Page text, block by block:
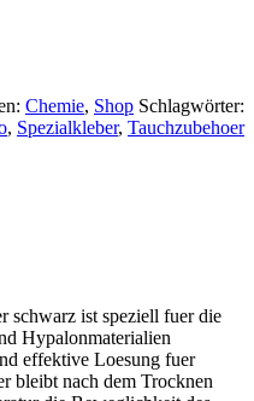
Chemie, Shop Schlagwörter:
, Spezialkleber, Tauchzubehoer
schwarz ist speziell fuer die
Hypalonmaterialien
effektive Loesung fuer
bleibt nach dem Trocknen